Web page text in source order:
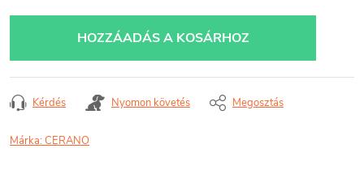
HOZZÁADÁS A KOSÁRHOZ
Kérdés Nyomon követés Megosztás
Márka:CERANO